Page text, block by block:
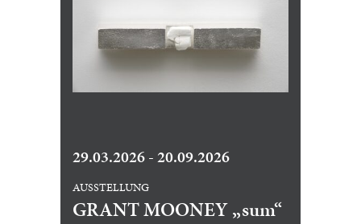
29.03.2026 - 20.09.2026
AUSSTELLUNG
GRANT MOONEY „sum“